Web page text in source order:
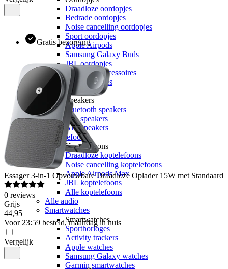
Draadloze oordopjes
Bedrade oordopjes
Noise cancelling oordopjes
Sport oordopjes
Apple Airpods
Samsung Galaxy Buds
JBL oordopjes
Oordopjes accessoires
Alle oordopjes
Speakers
Speakers
Bluetooth speakers
JBL speakers
Alle speakers
Koptelefoons
Koptelefoons
Draadloze koptelefoons
Noise cancelling koptelefoons
Apple Airpods Max
JBL koptelefoons
Alle koptelefoons
Alle audio
Smartwatches
Smartwatches
Sporthorloges
Activity trackers
Apple watches
Samsung Galaxy watches
Garmin smartwatches
Gratis bezorging
Essager 3-in-1 Opvouwbare Draadloze Oplader 15W met Standaard
0 reviews
Grijs
44,95
Voor 23:59 besteld, maandag in huis
Vergelijk